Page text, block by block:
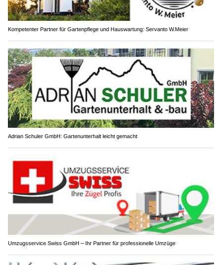
Kompetenter Partner für Gartenpflege und Hauswartung: Servanto W.Meier
Adrian Schuler GmbH: Gartenunterhalt leicht gemacht
Umzugsservice Swiss GmbH – Ihr Partner für professionelle Umzüge